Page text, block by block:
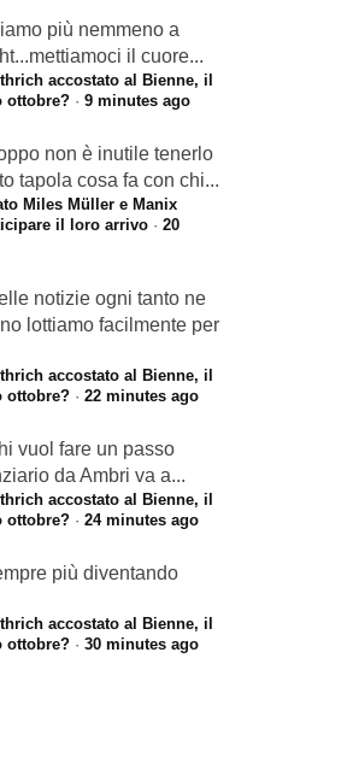
più nemmeno a
il cuore...
accostato al Bienne, il
ottobre? · 9 minutes ago
non è inutile tenerlo
tapola cosa fa con chi...
Miles Müller e Manix
il loro arrivo · 20
notizie ogni tanto ne
lottiamo facilmente per
accostato al Bienne, il
ottobre? · 22 minutes ago
vuol fare un passo
da Ambri va a...
accostato al Bienne, il
ottobre? · 24 minutes ago
più diventando
accostato al Bienne, il
ottobre? · 30 minutes ago